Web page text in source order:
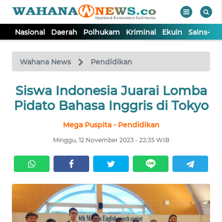
Nasional Daerah Polhukam Kriminal Ekuin Sains-
Wahana News Pendidikan
Siswa Indonesia Juarai Lomba
Pidato Bahasa Inggris di Tokyo
Mega Puspita - Pendidikan
Minggu, 12 November 2023 - 22:35 WIB
TV
Tutup
NASIONAL
POLHUKAM
KRIMINAL